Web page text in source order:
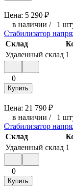
Цена: 5 290 ₽
в наличии / 1
Стабилизатор
Склад
Удаленный склад 1
0
Купить
Цена: 21 790 ₽
в наличии / 1
Стабилизатор
Склад
Удаленный склад 1
0
Купить